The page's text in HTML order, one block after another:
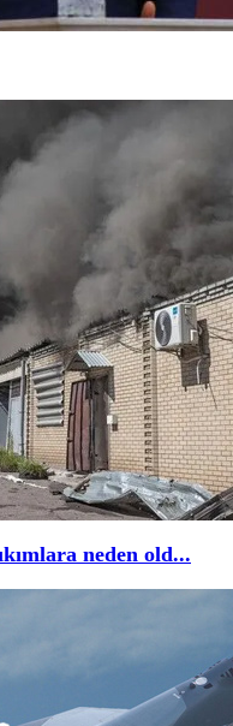
neden old...